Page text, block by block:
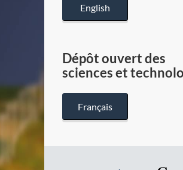
English
Dépôt ouvert des
sciences et
Français